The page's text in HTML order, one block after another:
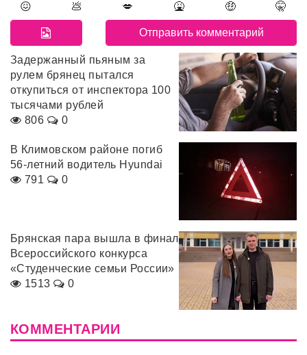
😖 💩 💋 🤮 🤑 🤫
Задержанный пьяным за
рулем брянец пытался
откупиться от инспектора 100
тысячами рублей
806
0
В Климовском районе погиб
56-летний водитель Hyundai
791
0
Брянская пара вышла в финал
Всероссийского конкурса
«Студенческие семьи России»
1513
0
КОММЕНТАРИИ